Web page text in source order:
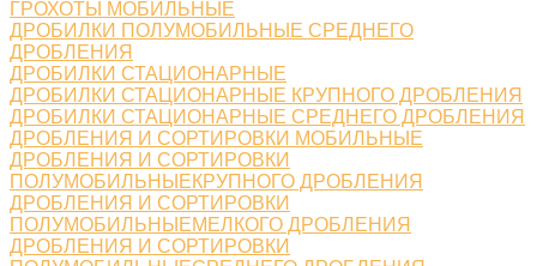
ГРОХОТЫ МОБИЛЬНЫЕ
ДРОБИЛКИ ПОЛУМОБИЛЬНЫЕ СРЕДНЕГО
ДРОБЛЕНИЯ
ДРОБИЛКИ СТАЦИОНАРНЫЕ
ДРОБИЛКИ СТАЦИОНАРНЫЕ КРУПНОГО ДРОБЛЕНИЯ
ДРОБИЛКИ СТАЦИОНАРНЫЕ СРЕДНЕГО ДРОБЛЕНИЯ
ДРОБЛЕНИЯ И СОРТИРОВКИ МОБИЛЬНЫЕ
ДРОБЛЕНИЯ И СОРТИРОВКИ
ПОЛУМОБИЛЬНЫЕКРУПНОГО ДРОБЛЕНИЯ
ДРОБЛЕНИЯ И СОРТИРОВКИ
ПОЛУМОБИЛЬНЫЕМЕЛКОГО ДРОБЛЕНИЯ
ДРОБЛЕНИЯ И СОРТИРОВКИ